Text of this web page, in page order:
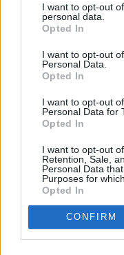
I want to opt-out
personal data.
Opted In
I want to opt-out
Personal Data.
Opted In
I want to opt-out
Personal Data for
Opted In
I want to opt-out
Retention, Sale,
Personal Data
Purposes for
Opted In
CONFIRM
percorrendo via Ugo
sospeso il telecontrollo.
Mercanzia e via
di sabato 7 e domenica 8
Tialto si potranno
consentire entrata e
Le modifiche ai percorsi